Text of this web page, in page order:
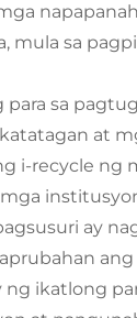
mula sa
sa
at
i-recycle
ay
ikatlong